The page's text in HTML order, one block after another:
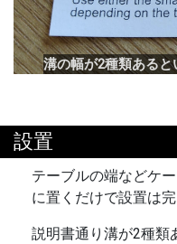
溝の幅が2種類ある
設置
テーブルの端などケ
に置くだけで設置は完
説明書通り溝が2種類